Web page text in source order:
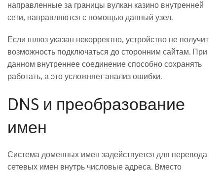
направленные за границы вулкан казино внутренней
сети, направляются с помощью данный узел.
Если шлюз указан некорректно, устройство не получит
возможность подключаться до сторонним сайтам. При
данном внутреннее соединение способно сохранять
работать, а это усложняет анализ ошибки.
DNS и преобразование
имен
Система доменных имен задействуется для перевода
сетевых имен внутрь числовые адреса. Вместо